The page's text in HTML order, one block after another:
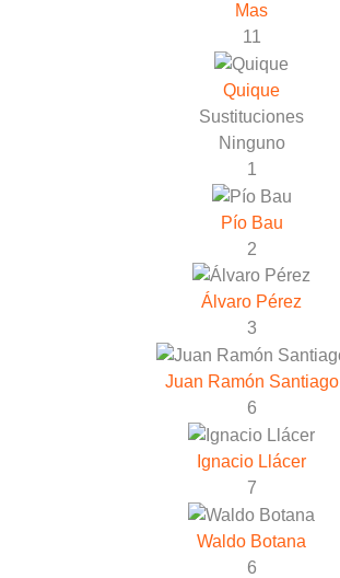
Mas
11
Quique
Sustituciones
Ninguno
1
Pío Bau
2
Álvaro Pérez
3
Juan Ramón Santiago
6
Ignacio Llácer
7
Waldo Botana
6